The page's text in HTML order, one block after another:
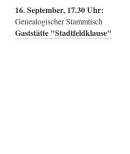
16. September, 17.30 Uhr:
Genealogischer Stammtisch
Gaststätte "Stadtfeldklause"